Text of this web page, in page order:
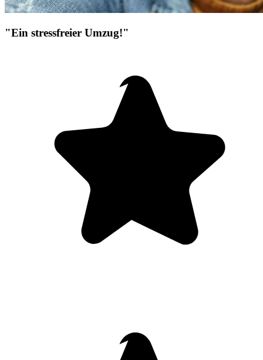
"Ein stressfreier Umzug!"